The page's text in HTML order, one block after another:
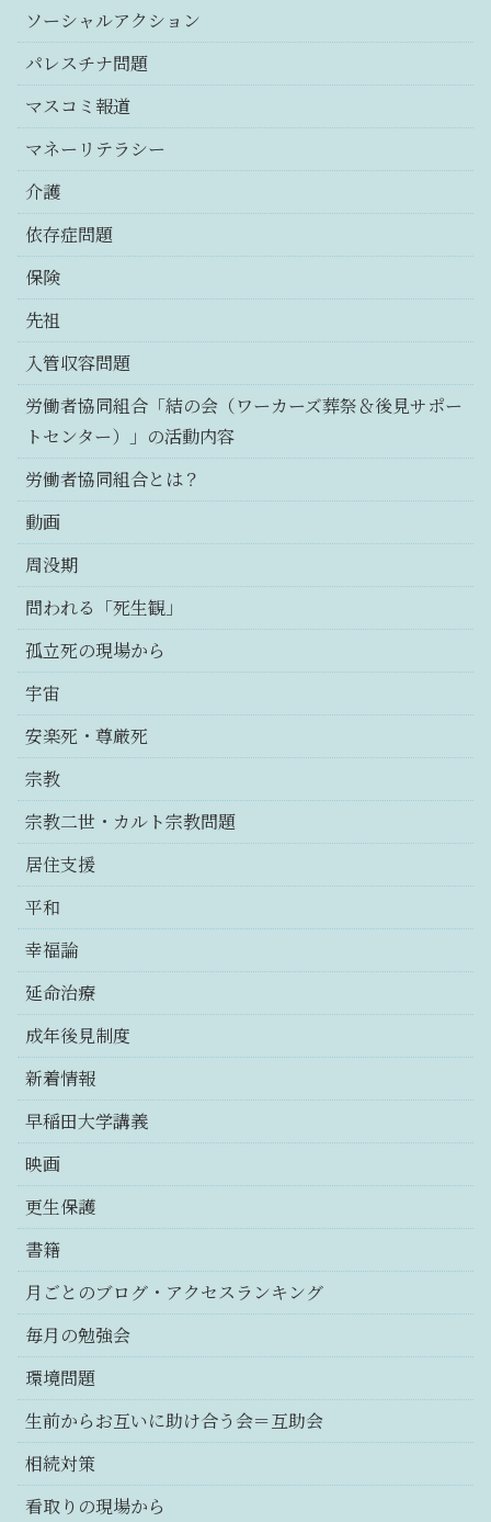
ソーシャルアクション
パレスチナ問題
マスコミ報道
マネーリテラシー
介護
依存症問題
保険
先祖
入管収容問題
労働者協同組合「結の会（ワーカーズ葬祭＆後見サポー
トセンター）」の活動内容
労働者協同組合とは？
動画
周没期
問われる「死生観」
孤立死の現場から
宇宙
安楽死・尊厳死
宗教
宗教二世・カルト宗教問題
居住支援
平和
幸福論
延命治療
成年後見制度
新着情報
早稲田大学講義
映画
更生保護
書籍
月ごとのブログ・アクセスランキング
毎月の勉強会
環境問題
生前からお互いに助け合う会＝互助会
相続対策
看取りの現場から